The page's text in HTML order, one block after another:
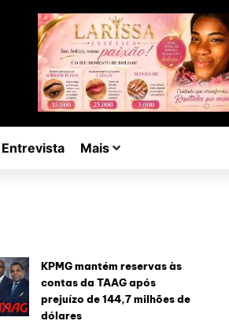
Entrevista Mais
KPMG mantém reservas às
contas da TAAG após
prejuízo de 144,7 milhões de
dólares